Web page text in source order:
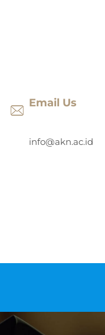
Email Us
info@akn.ac.id